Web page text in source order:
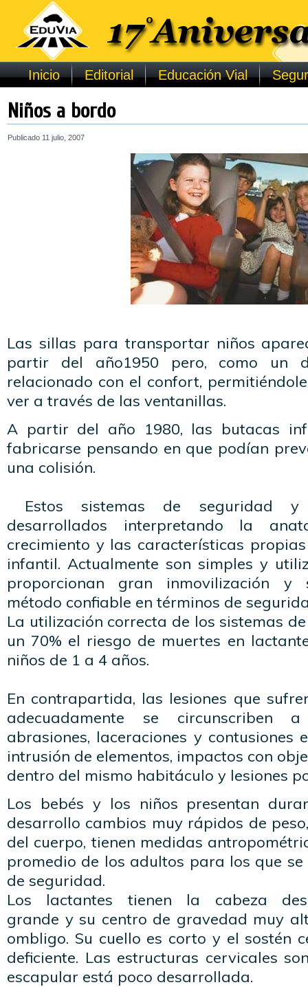
Inicio Editorial Educación Vial
Niños a bordo
Publicado 11 julio, 2007
Las sillas para transportar niños
partir del año1950 pero, como un
relacionado con el confort,
ver a través de las ventanillas.
A partir del año 1980, las butacas
fabricarse pensando en que podían
una colisión.
Estos sistemas de seguridad y
desarrollados interpretando la
crecimiento y las características
infantil. Actualmente son simples y
proporcionan gran inmovilización y
método confiable en términos de
La utilización correcta de los sistemas
un 70% el riesgo de muertes en
niños de 1 a 4 años.
En contrapartida, las lesiones que
adecuadamente se circunscriben
abrasiones, laceraciones y contusiones
intrusión de elementos, impactos con
dentro del mismo habitáculo y lesiones
Los bebés y los niños presentan
desarrollo cambios muy rápidos de
del cuerpo, tienen medidas
promedio de los adultos para los que
de seguridad.
Los lactantes tienen la cabeza
grande y su centro de gravedad muy
ombligo. Su cuello es corto y el sostén
deficiente. Las estructuras cervicales
escapular está poco desarrollada.